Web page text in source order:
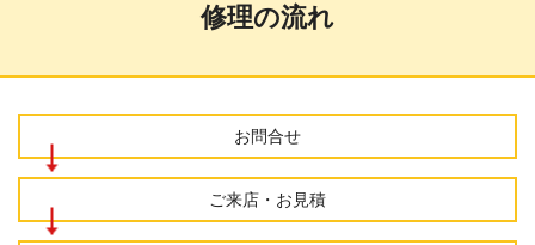
修理の流れ
お問合せ
ご来店・お見積